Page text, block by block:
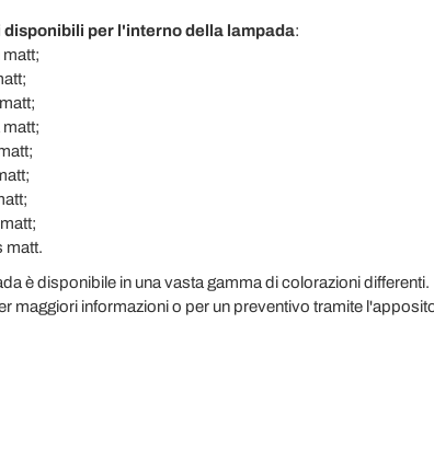
per l'interno della lampada:
matt;
matt.
è disponibile in una vasta gamma di colorazioni differenti.
maggiori informazioni o per un preventivo tramite